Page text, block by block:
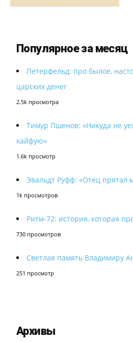
Популярное за месяц
Петерфельд: про былое,
царских денег
2.5k просмотра
Тимур Пшенов: «Никуда не
кайфую»
1.6k просмотр
Эвальдт Руфф: «Отец прятал
1k просмотров
Ритм-72: история, которая
730 просмотров
Светлая память Владимиру
251 просмотр
Архивы